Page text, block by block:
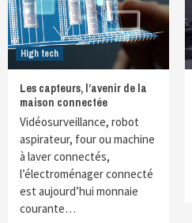
High tech
Les capteurs, l’avenir de la
maison connectée
Vidéosurveillance, robot
aspirateur, four ou machine
à laver connectés,
l’électroménager connecté
est aujourd’hui monnaie
courante…